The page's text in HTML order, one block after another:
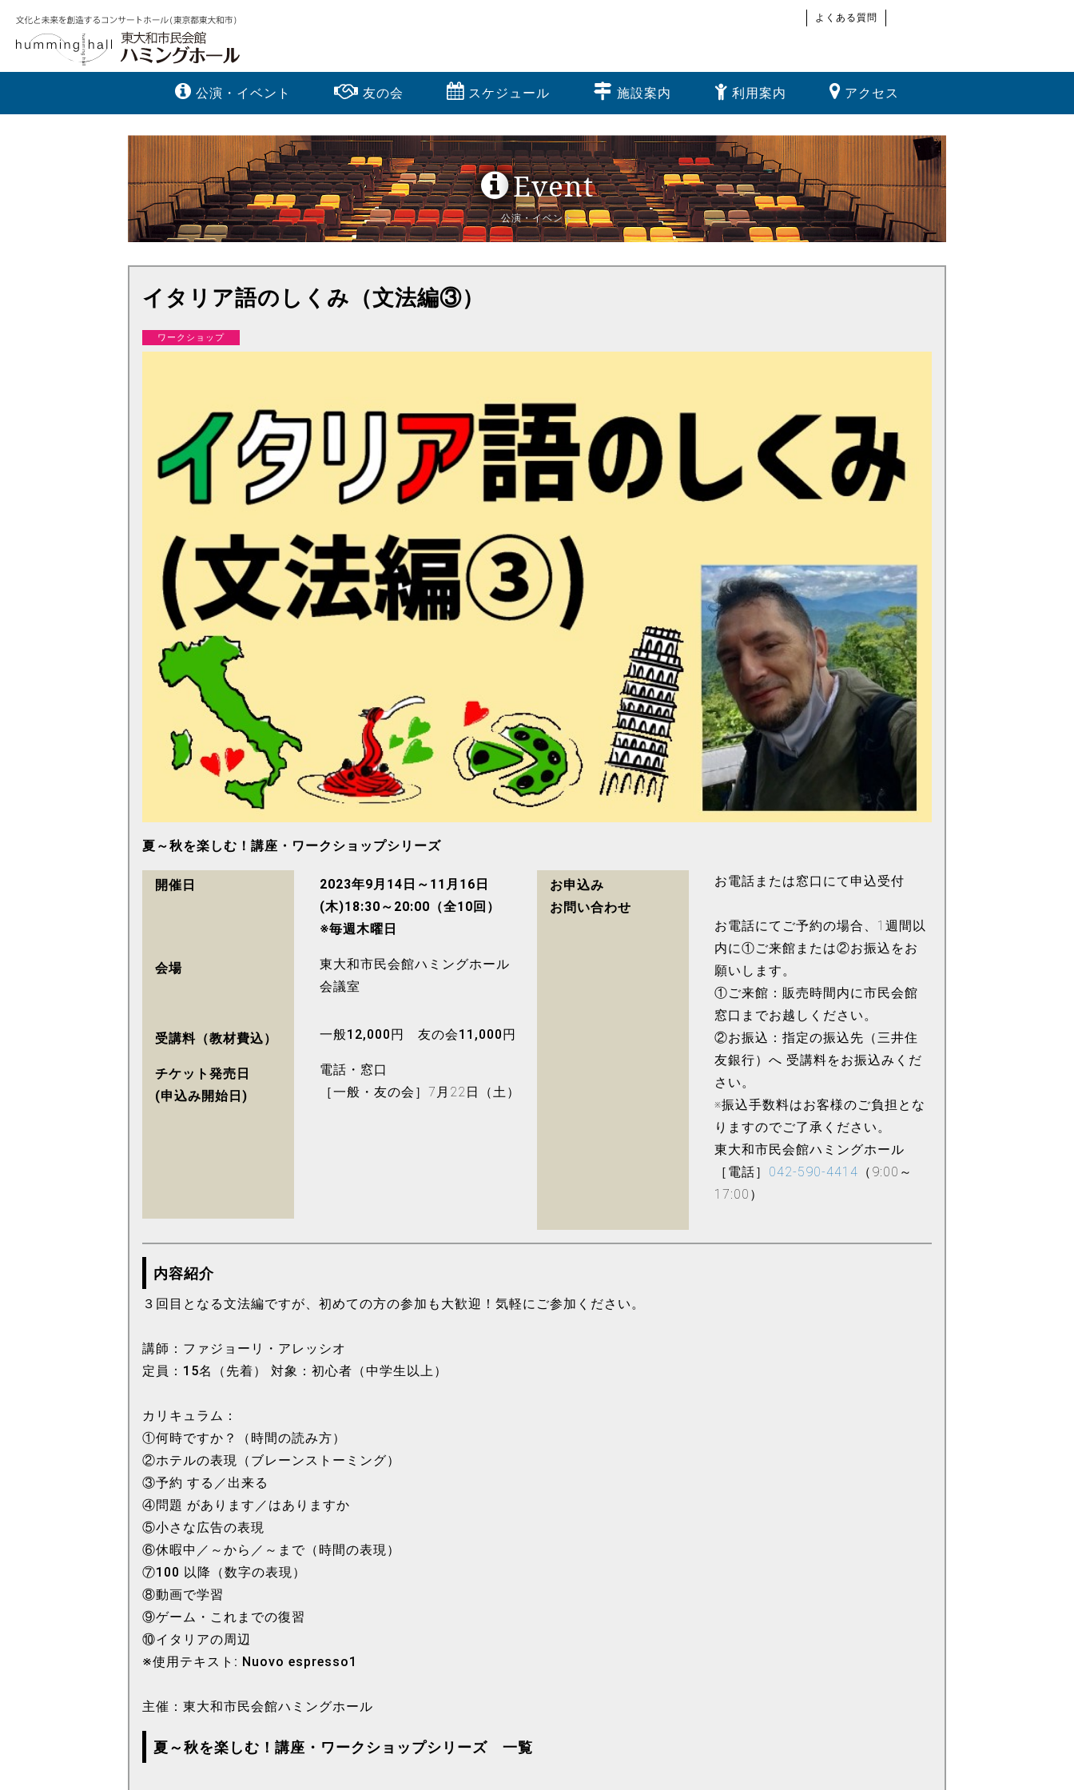
よくある質問
公演・イベント 友の会 スケジュール 施設案内 利用案内 アクセス
Event
公演・イベント
イタリア語のしくみ（文法編③）
ワークショップ
夏～秋を楽しむ！講座・ワークショップシリーズ
開催日
2023年9月14日～11月16日
(木)18:30～20:00（全10回）
※毎週木曜日
会場
東大和市民会館ハミングホール
会議室
受講料（教材費込） 一般12,000円 友の会11,000円
チケット発売日
(申込み開始日)
電話・窓口
［一般・友の会］7月22日（土）
お申込み
お問い合わせ
お電話または窓口にて申込受付
お電話にてご予約の場合、1週間以
内に①ご来館または②お振込をお
願いします。
①ご来館：販売時間内に市民会館
窓口までお越しください。
②お振込：指定の振込先（三井住
友銀行）へ 受講料をお振込みくだ
さい。
※振込手数料はお客様のご負担とな
りますのでご了承ください。
東大和市民会館ハミングホール
［電話］ 042-590-4414 （9:00～
17:00）
内容紹介
３回目となる文法編ですが、初めての方の参加も大歓迎！気軽にご参加ください。
講師：ファジョーリ・アレッシオ
定員：15名（先着） 対象：初心者（中学生以上）
カリキュラム：
①何時ですか？（時間の読み方）
②ホテルの表現（ブレーンストーミング）
③予約 する／出来る
④問題 があります／はありますか
⑤小さな広告の表現
⑥休暇中／～から／～まで（時間の表現）
⑦100 以降（数字の表現）
⑧動画で学習
⑨ゲーム・これまでの復習
⑩イタリアの周辺
※使用テキスト: Nuovo espresso1
主催：東大和市民会館ハミングホール
夏～秋を楽しむ！講座・ワークショップシリーズ 一覧